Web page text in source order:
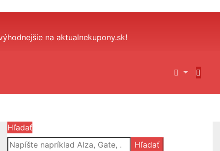
na aktualnekupony.sk!
Hľadať
Hľadať